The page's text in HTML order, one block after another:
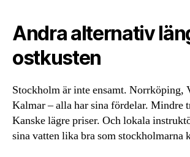
Andra alternativ
ostkusten
Stockholm är inte ensamt. Norrköping,
Kalmar – alla har sina fördelar. Mindre
Kanske lägre priser. Och lokala
sina vatten lika bra som stockholmarna